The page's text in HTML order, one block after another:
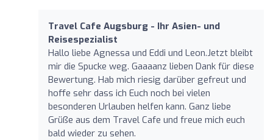
Travel Cafe Augsburg - Ihr Asien- und
Reisespezialist
Hallo liebe Agnessa und Eddi und Leon.Jetzt bleibt
mir die Spucke weg. Gaaaanz lieben Dank für diese
Bewertung. Hab mich riesig darüber gefreut und
hoffe sehr dass ich Euch noch bei vielen
besonderen Urlauben helfen kann. Ganz liebe
Grüße aus dem Travel Cafe und freue mich euch
bald wieder zu sehen.